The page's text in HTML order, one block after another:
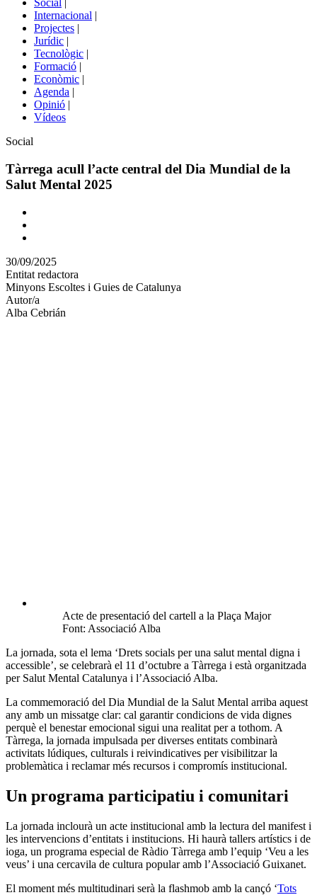
Internacional |
Projectes |
Jurídic |
Tecnològic |
Formació |
Econòmic |
Agenda |
Opinió |
Vídeos
Àmbit
la
notícia
Social
Tàrrega acull l’acte central del Dia Mundial de la
Salut Mental 2025
Comparteix
altres
xarxes
socials
30/09/2025
Entitat redactora
Minyons Escoltes i Guies de Catalunya
Autor/a
Alba Cebrián
Acte de presentació del cartell a la Plaça Major
Font: Associació Alba
La jornada, sota el lema ‘Drets socials per una salut mental digna i
accessible’, se celebrarà el 11 d’octubre a Tàrrega i està organitzada
per Salut Mental Catalunya i l’Associació Alba.
La commemoració del Dia Mundial de la Salut Mental arriba aquest
any amb un missatge clar: cal garantir condicions de vida dignes
perquè el benestar emocional sigui una realitat per a tothom. A
Tàrrega, la jornada impulsada per diverses entitats combinarà
activitats lúdiques, culturals i reivindicatives per visibilitzar la
problemàtica i reclamar més recursos i compromís institucional.
Un programa participatiu i comunitari
La jornada inclourà un acte institucional amb la lectura del manifest i
les intervencions d’entitats i institucions. Hi haurà tallers artístics i de
ioga, un programa especial de Ràdio Tàrrega amb l’equip ‘Veu a les
veus’ i una cercavila de cultura popular amb l’Associació Guixanet.
El moment més multitudinari serà la flashmob amb la cançó ‘Tots